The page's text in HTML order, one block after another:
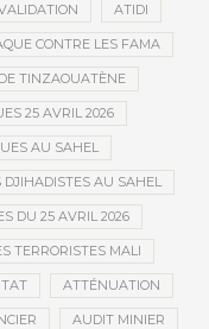
ATIDI
CONTRE LES FAMA
TINZAOUATÈNE
25 AVRIL 2026
AU SAHEL
DJIHADISTES AU SAHEL
DU 25 AVRIL 2026
TERRORISTES MALI
ATTÉNUATION
AUDIT MINIER